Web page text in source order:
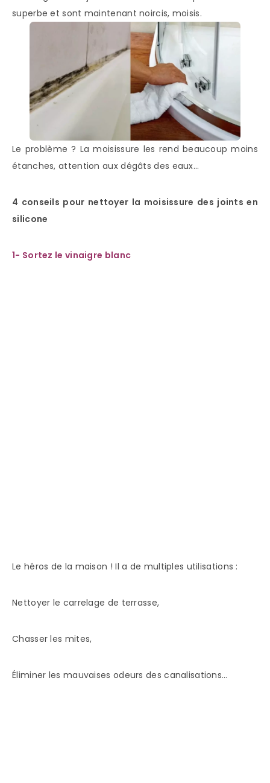
superbe et sont maintenant noircis, moisis.
Le problème ? La moisissure les rend beaucoup moins
étanches, attention aux dégâts des eaux…
4 conseils pour nettoyer la moisissure des joints en
silicone
1- Sortez le vinaigre blanc
Le héros de la maison ! Il a de multiples utilisations :
Nettoyer le carrelage de terrasse,
Chasser les mites,
Éliminer les mauvaises odeurs des canalisations…